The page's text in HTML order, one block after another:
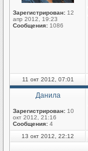
Зарегистрирован: 12
апр 2012, 19:23
Сообщения: 1086
11 окт 2012, 07:01
Данила
Зарегистрирован: 10
окт 2012, 21:16
Сообщения: 4
13 окт 2012, 22:12